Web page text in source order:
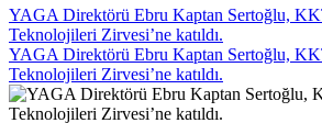
YAGA Direktörü Ebru Kaptan Sertoğlu,
Teknolojileri Zirvesi’ne katıldı.
YAGA Direktörü Ebru Kaptan Sertoğlu,
Teknolojileri Zirvesi’ne katıldı.